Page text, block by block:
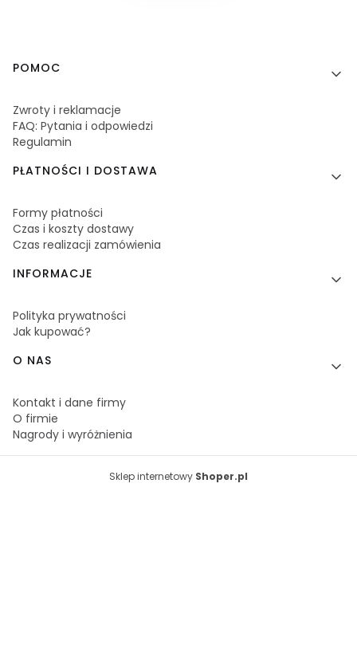
Linki w stopce
POMOC
Zwroty i reklamacje
FAQ: Pytania i odpowiedzi
Regulamin
PŁATNOŚCI I DOSTAWA
Formy płatności
Czas i koszty dostawy
Czas realizacji zamówienia
INFORMACJE
Polityka prywatności
Jak kupować?
O NAS
Kontakt i dane firmy
O firmie
Nagrody i wyróżnienia
Sklep internetowy Shoper.pl